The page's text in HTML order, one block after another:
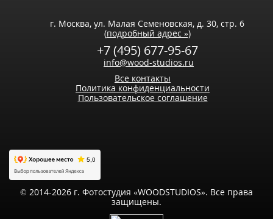
г. Москва, ул. Малая Семеновская, д. 30, стр. 6
(подробный адрес »)
+7 (495) 677-95-67
info@wood-studios.ru
Все контакты
Политика конфиденциальности
Пользовательское соглашение
© 2014-2026 г. Фотостудия «WOODSTUDIOS». Все права
защищены.